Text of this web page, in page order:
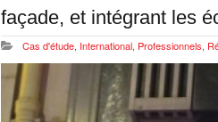
façade, et intégrant les
Cas d'étude, International, Professionnels,